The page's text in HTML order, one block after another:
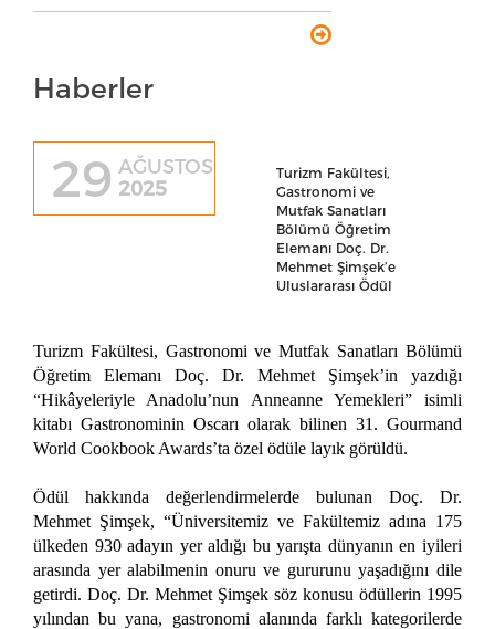
Haberler
29 AĞUSTOS
2025
Turizm Fakültesi,
Gastronomi ve
Mutfak Sanatları
Bölümü Öğretim
Elemanı Doç. Dr.
Mehmet Şimşek’e
Uluslararası Ödül
Turizm Fakültesi, Gastronomi ve Mutfak Sanatları Bölümü
Öğretim Elemanı Doç. Dr. Mehmet Şimşek’in yazdığı
“Hikâyeleriyle Anadolu’nun Anneanne Yemekleri” isimli
kitabı Gastronominin Oscarı olarak bilinen 31. Gourmand
World Cookbook Awards’ta özel ödüle layık görüldü.
Ödül hakkında değerlendirmelerde bulunan Doç. Dr.
Mehmet Şimşek, “Üniversitemiz ve Fakültemiz adına 175
ülkeden 930 adayın yer aldığı bu yarışta dünyanın en iyileri
arasında yer alabilmenin onuru ve gururunu yaşadığını dile
getirdi. Doç. Dr. Mehmet Şimşek söz konusu ödüllerin 1995
yılından bu yana, gastronomi alanında farklı kategorilerde